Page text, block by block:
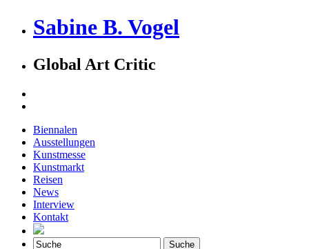
Sabine B. Vogel
Global Art Critic
Biennalen
Ausstellungen
Kunstmesse
Kunstmarkt
Reisen
News
Interview
Kontakt